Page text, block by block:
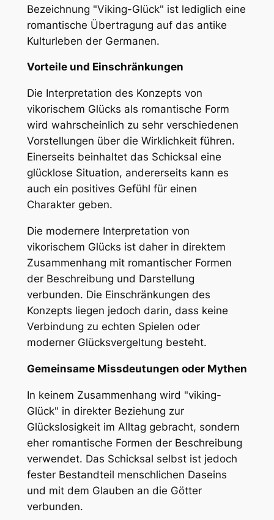
Bezeichnung "Viking-Glück" ist lediglich eine
romantische Übertragung auf das antike
Kulturleben der Germanen.
Vorteile und Einschränkungen
Die Interpretation des Konzepts von
vikorischem Glücks als romantische Form
wird wahrscheinlich zu sehr verschiedenen
Vorstellungen über die Wirklichkeit führen.
Einerseits beinhaltet das Schicksal eine
glücklose Situation, andererseits kann es
auch ein positives Gefühl für einen
Charakter geben.
Die modernere Interpretation von
vikorischem Glücks ist daher in direktem
Zusammenhang mit romantischer Formen
der Beschreibung und Darstellung
verbunden. Die Einschränkungen des
Konzepts liegen jedoch darin, dass keine
Verbindung zu echten Spielen oder
moderner Glücksvergeltung besteht.
Gemeinsame Missdeutungen oder Mythen
In keinem Zusammenhang wird "viking-
Glück" in direkter Beziehung zur
Glückslosigkeit im Alltag gebracht, sondern
eher romantische Formen der Beschreibung
verwendet. Das Schicksal selbst ist jedoch
fester Bestandteil menschlichen Daseins
und mit dem Glauben an die Götter
verbunden.